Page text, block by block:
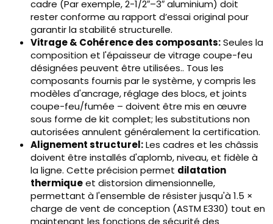
cadre (Par exemple, 2-1/2″–3″ aluminium) doit
rester conforme au rapport d’essai original pour
garantir la stabilité structurelle.
Vitrage & Cohérence des composants:Seules la
composition et l'épaisseur de vitrage coupe-feu
désignées peuvent être utilisées.. Tous les
composants fournis par le système, y compris les
modèles d'ancrage, réglage des blocs, et joints
coupe-feu/fumée – doivent être mis en œuvre
sous forme de kit complet; les substitutions non
autorisées annulent généralement la certification.
Alignement structurel:Les cadres et les châssis
doivent être installés d'aplomb, niveau, et fidèle à
la ligne. Cette précision permet dilatation
thermiqueet distorsion dimensionnelle,
permettant à l'ensemble de résister jusqu'à 1.5 ×
charge de vent de conception (ASTM E330) tout en